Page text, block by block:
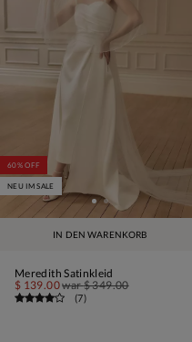
IN DEN WARENKORB
60% OFF
NEU IM SALE
Meredith Satinkleid
$ 139.00war$ 349.00
(7)